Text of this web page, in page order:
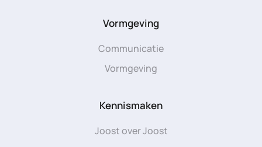
Vormgeving
Communicatie
Vormgeving
Kennismaken
Joost over Joost